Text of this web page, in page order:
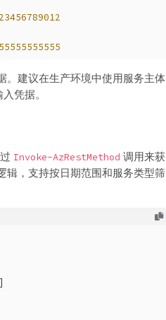
。建议在生产环境中使用服务主体
凭据。
Invoke-AzRestMethod 调用来获
辑，支持按日期范围和服务类型筛